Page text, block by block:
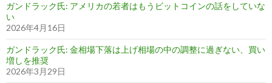
ガンドラック氏: アメリカの若者はもうビットコインの話をしていな
い
2026年4月16日
ガンドラック氏: 金相場下落は上げ相場の中の調整に過ぎない、買い
増しを推奨
2026年3月29日